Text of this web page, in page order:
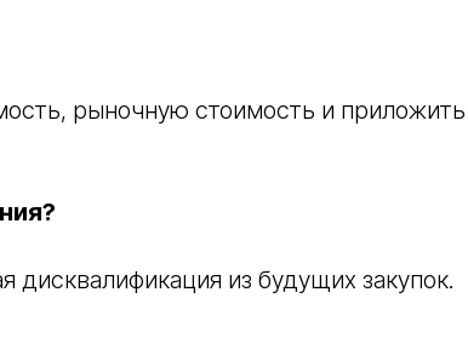
рыночную стоимость и приложить
из будущих закупок.